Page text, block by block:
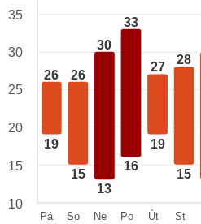
26
19
26
15
30
13
33
16
27
19
28
15
35
30
25
20
15
10
Pá
So
Ne
Po
Út
St